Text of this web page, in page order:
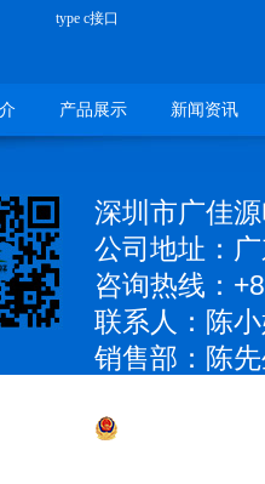
type c接口
产品展示 新闻资讯
深圳市广佳
公司地址：
咨询热线：
联系人：陈
销售部：陈